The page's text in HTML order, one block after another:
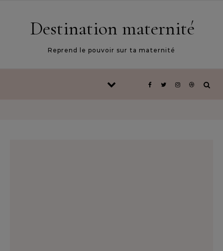
Destination maternité
Reprend le pouvoir sur ta maternité